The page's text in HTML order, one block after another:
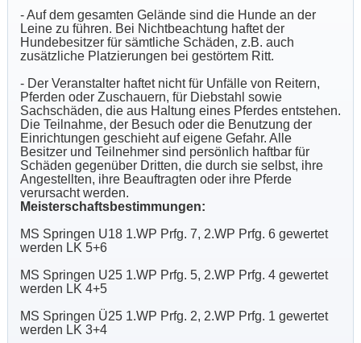
- Auf dem gesamten Gelände sind die Hunde an der
Leine zu führen. Bei Nichtbeachtung haftet der
Hundebesitzer für sämtliche Schäden, z.B. auch
zusätzliche Platzierungen bei gestörtem Ritt.
- Der Veranstalter haftet nicht für Unfälle von Reitern,
Pferden oder Zuschauern, für Diebstahl sowie
Sachschäden, die aus Haltung eines Pferdes entstehen.
Die Teilnahme, der Besuch oder die Benutzung der
Einrichtungen geschieht auf eigene Gefahr. Alle
Besitzer und Teilnehmer sind persönlich haftbar für
Schäden gegenüber Dritten, die durch sie selbst, ihre
Angestellten, ihre Beauftragten oder ihre Pferde
verursacht werden.
Meisterschaftsbestimmungen:
MS Springen U18 1.WP Prfg. 7, 2.WP Prfg. 6 gewertet
werden LK 5+6
MS Springen U25 1.WP Prfg. 5, 2.WP Prfg. 4 gewertet
werden LK 4+5
MS Springen Ü25 1.WP Prfg. 2, 2.WP Prfg. 1 gewertet
werden LK 3+4